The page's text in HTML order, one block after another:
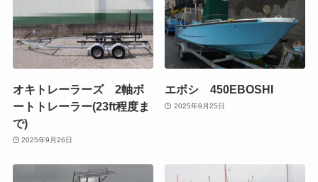
オキトレーラーズ 2軸ボ
ートトレーラー(23ft程度ま
で)
2025年9月26日
エボシ 450EBOSHI
2025年9月25日